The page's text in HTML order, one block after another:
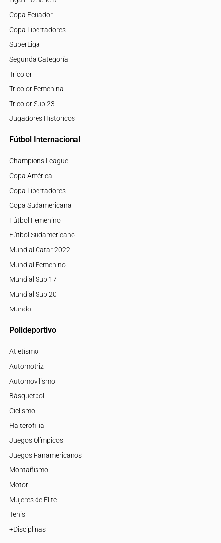
Copa Ecuador
Copa Libertadores
SuperLiga
Segunda Categoría
Tricolor
Tricolor Femenina
Tricolor Sub 23
Jugadores Históricos
Fútbol Internacional
Champions League
Copa América
Copa Libertadores
Copa Sudamericana
Fútbol Femenino
Fútbol Sudamericano
Mundial Catar 2022
Mundial Femenino
Mundial Sub 17
Mundial Sub 20
Mundo
Polideportivo
Atletismo
Automotriz
Automovilismo
Básquetbol
Ciclismo
Halterofillia
Juegos Olímpicos
Juegos Panamericanos
Montañismo
Motor
Mujeres de Élite
Tenis
+Disciplinas